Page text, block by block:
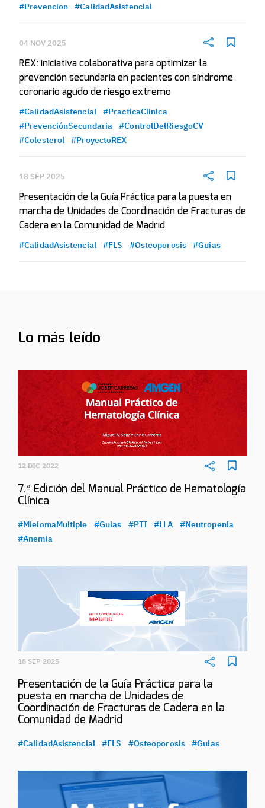
#Prevencion #CalidadAsistencial
04 NOV 2025
REX: iniciativa colaborativa para optimizar la
prevención secundaria en pacientes con síndrome
coronario agudo de riesgo extremo
#CalidadAsistencial
#PracticaClinica
#PrevenciónSecundaria
#ControlDelRiesgoCV
#Colesterol
#ProyectoREX
18 SEP 2025
Presentación de la Guía Práctica para la puesta en
marcha de Unidades de Coordinación de Fracturas de
Cadera en la Comunidad de Madrid
#CalidadAsistencial #FLS #Osteoporosis #Guias
Lo más leído
12 DIC 2022
7.ª Edición del Manual Práctico de Hematología
Clínica
#MielomaMultiple #Guias #PTI #LLA
#Neutropenia
#Anemia
18 SEP 2025
Presentación de la Guía Práctica para la
puesta en marcha de Unidades de
Coordinación de Fracturas de Cadera en la
Comunidad de Madrid
#CalidadAsistencial #FLS #Osteoporosis #Guias